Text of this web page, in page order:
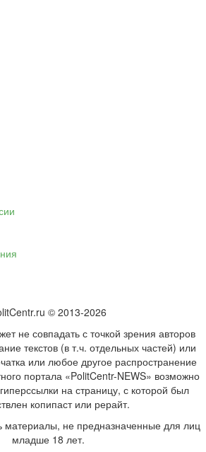
© 2013-2026
не совпадать с точкой зрения авторов
текстов (в т.ч. отдельных частей) или
или любое другое распространение
портала «PolitCentr-NEWS» возможно
на страницу, с которой был
копипаст или рерайт.
материалы, не предназначенные для лиц
младше 18 лет.